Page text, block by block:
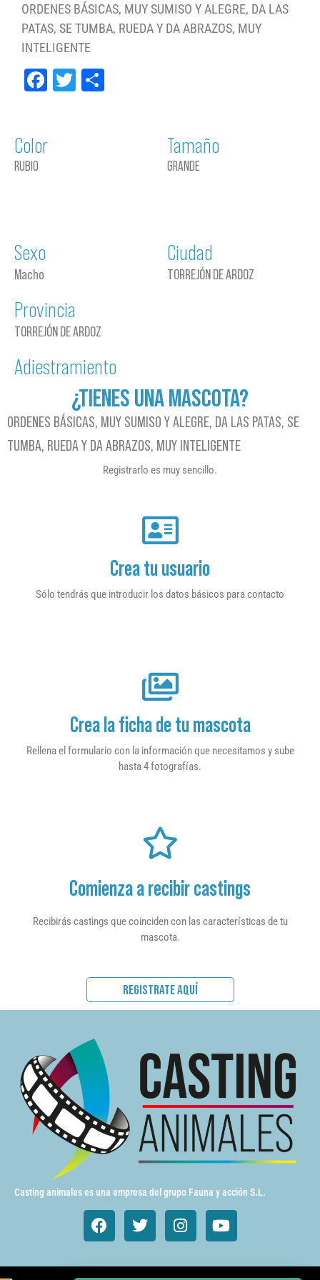
ORDENES BÁSICAS, MUY SUMISO Y ALEGRE, DA LAS
PATAS, SE TUMBA, RUEDA Y DA ABRAZOS, MUY
INTELIGENTE
Facebook
Twitter
Color
RUBIO
Tamaño
GRANDE
Sexo
Macho
Ciudad
TORREJÓN DE ARDOZ
Provincia
TORREJÓN DE ARDOZ
Adiestramiento
¿TIENES UNA MASCOTA?
ORDENES BÁSICAS, MUY SUMISO Y ALEGRE, DA LAS PATAS, SE
TUMBA, RUEDA Y DA ABRAZOS, MUY INTELIGENTE
Registrarlo es muy sencillo.
Crea tu usuario
Sólo tendrás que introducir los datos básicos para contacto
Crea la ficha de tu mascota
Rellena el formulario con la información que necesitamos y sube
hasta 4 fotografías.
Comienza a recibir castings
Recibirás castings que coinciden con las características de tu
mascota.
REGISTRATE AQUÍ
Casting animales es una empresa del grupo Fauna y acción S.L.